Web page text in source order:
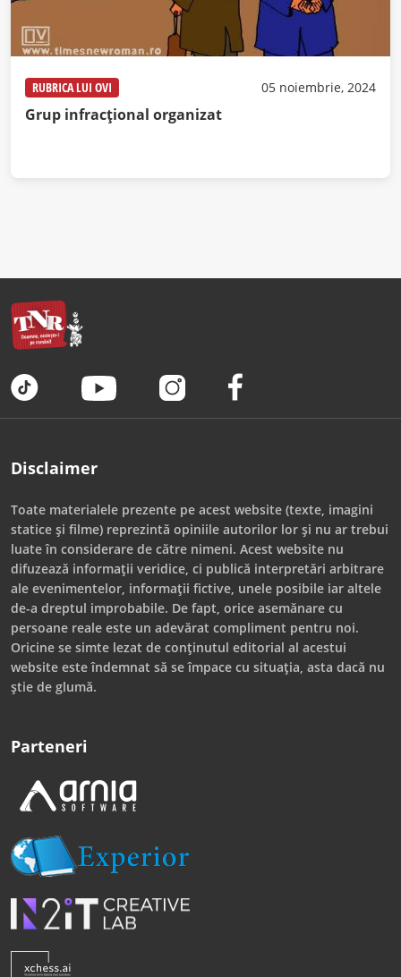
RUBRICA LUI OVI 05 noiembrie, 2024
Grup infracțional organizat
Disclaimer
Toate materialele prezente pe acest website (texte, imagini
statice și filme) reprezintă opiniile autorilor lor și nu ar trebui
luate în considerare de către nimeni. Acest website nu
difuzează informații veridice, ci publică interpretări arbitrare
ale evenimentelor, informații fictive, unele posibile iar altele
de-a dreptul improbabile. De fapt, orice asemănare cu
persoane reale este un adevărat compliment pentru noi.
Oricine se simte lezat de conținutul editorial al acestui
website este îndemnat să se împace cu situația, asta dacă nu
știe de glumă.
Parteneri